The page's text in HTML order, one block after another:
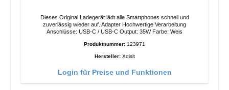
Dieses Original Ladegerät lädt alle Smartphones schnell und
zuverlässig wieder auf. Adapter Hochwertige Verarbeitung
Anschlüsse: USB-C / USB-C Output: 35W Farbe: Weis
Produktnummer: 123971
Hersteller: Xqisit
Login für Preise und Funktionen